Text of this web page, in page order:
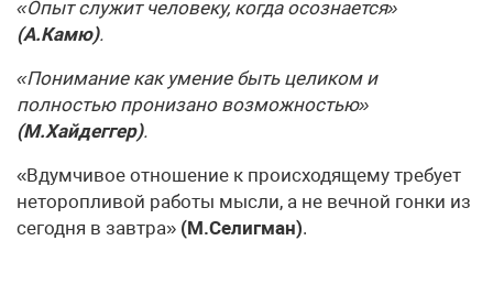
«Опыт служит человеку, когда осознается»
(А.Камю).
«Понимание как умение быть целиком и
полностью пронизано возмож­ностью»
(М.Хайдеггер).
«Вдумчивое отношение к происходящему требует
неторопливой работы мысли, а не вечной гонки из
сегодня в завтра» (М.Селигман).